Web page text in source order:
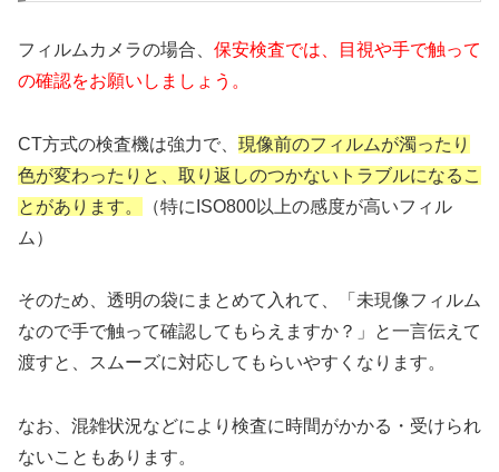
フィルムカメラの場合、 保安検査では、目視や手で触って
の確認をお願いしましょう。
CT方式の検査機は強力で、 現像前のフィルムが濁ったり
色が変わったりと、取り返しのつかないトラブルになるこ
とがあります。
（特にISO800以上の感度が高いフィル
ム）
そのため、透明の袋にまとめて入れて、「未現像フィルム
なので手で触って確認してもらえますか？」と一言伝えて
渡すと、スムーズに対応してもらいやすくなります。
なお、混雑状況などにより検査に時間がかかる・受けられ
ないこともあります。